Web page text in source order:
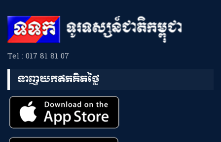
Tel : 017 81 81 07
ទាញយកឥតគិតថ្លៃ